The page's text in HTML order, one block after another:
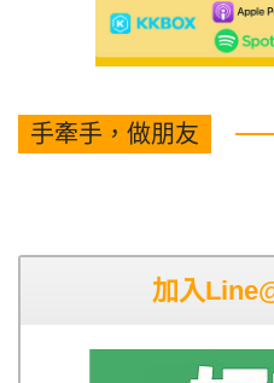
手牽手，做朋友
加入